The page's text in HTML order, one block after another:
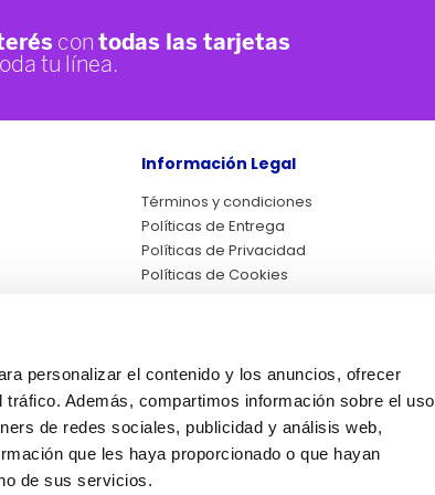
personalizar el contenido y los anuncios, ofrecer
Además, compartimos información sobre el uso
de redes sociales, publicidad y análisis web,
que les haya proporcionado o que hayan
de sus servicios.
Información Legal
Términos y condiciones
Políticas de Entrega
Políticas de Privacidad
Políticas de Cookies
Política RAEE
Nuestras Tiendas
Localizador de Tiendas
¿No estás en tu país?